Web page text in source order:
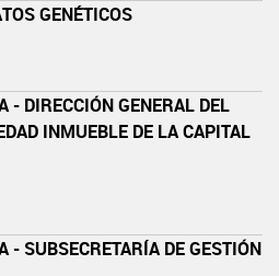
GENÉTICOS
- DIRECCIÓN GENERAL DEL
INMUEBLE DE LA CAPITAL
- SUBSECRETARÍA DE GESTIÓN